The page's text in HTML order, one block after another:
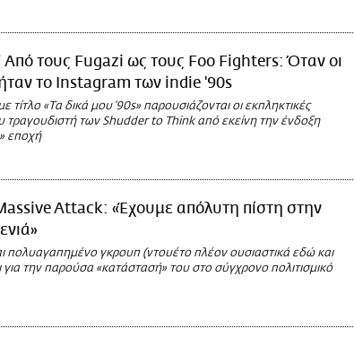
Από τους Fugazi ως τους Foo Fighters: Όταν οι
το Instagram των indie '90s
τίτλο «Τα δικά μου ‘90s» παρουσιάζονται οι εκπληκτικές
τραγουδιστή των Shudder tο Think από εκείνη την ένδοξη
εποχή
Attack: «Έχουμε απόλυτη πίστη στην
πολυαγαπημένο γκρουπ (ντουέτο πλέον ουσιαστικά εδώ και
για την παρούσα «κατάστασή» του στο σύγχρονο πολιτισμικό